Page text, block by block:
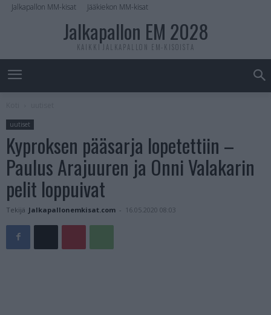
Jalkapallon MM-kisat Jääkiekon MM-kisat
Jalkapallon EM 2028
KAIKKI JALKAPALLON EM-KISOISTA
uutiset
Kyproksen pääsarja lopetettiin –
Paulus Arajuuren ja Onni Valakarin
pelit loppuivat
Tekijä Jalkapallonemkisat.com - 16.05.2020 08:03